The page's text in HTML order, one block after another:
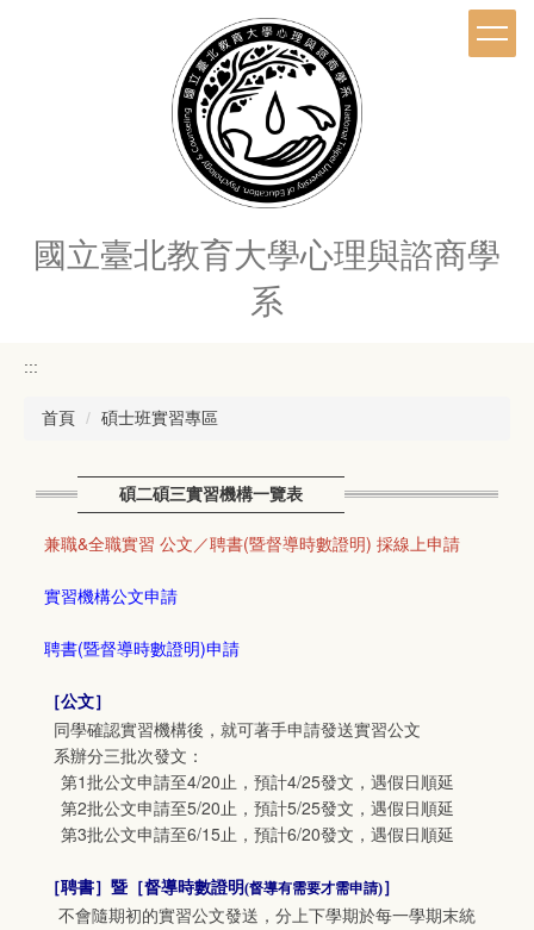
國立臺北教育大學心理與諮商學
系
:::
首頁 碩士班實習專區
碩二碩三實習機構一覽表
兼職&全職實習 公文／聘書(暨督導時數證明) 採線上申請
實習機構公文申請
聘書(暨督導時數證明)申請
［公文］
同學確認實習機構後，就可著手申請發送實習公文
系辦分三批次發文：
第1批公文申請至4/20止，預計4/25發文，遇假日順延
第2批公文申請至5/20止，預計5/25發文，遇假日順延
第3批公文申請至6/15止，預計6/20發文，遇假日順延
［聘書］暨［督導時數證明(督導有需要才需申請)］
不會隨期初的實習公文發送，分上下學期於每一學期末統